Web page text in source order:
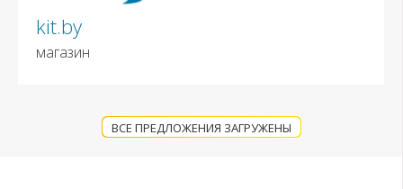
kit.by
магазин
ВСЕ ПРЕДЛОЖЕНИЯ ЗАГРУЖЕНЫ